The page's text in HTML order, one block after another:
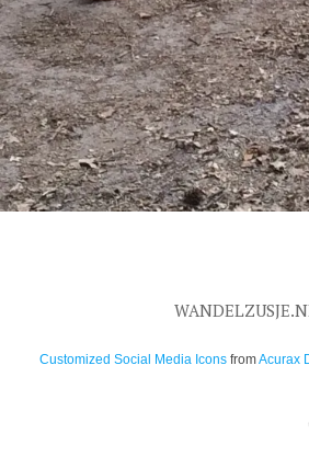
Customized Social Media Icons fromAcurax